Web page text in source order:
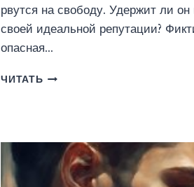
рвутся на свободу. Удержит ли он
своей идеальной репутации?
опасная…
ЧИТАТЬ АДВОКАТСКАЯ
ТЕРЯЯ
КОНТРОЛЬ
(ЭММА